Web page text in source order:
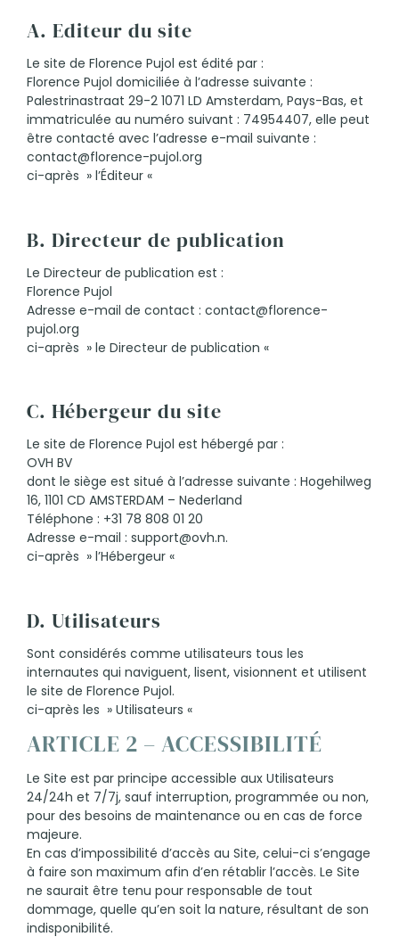
A. Editeur du site
Le site de Florence Pujol est édité par :
Florence Pujol domiciliée à l’adresse suivante :
Palestrinastraat 29-2 1071 LD Amsterdam, Pays-Bas, et
immatriculée au numéro suivant : 74954407, elle peut
être contacté avec l’adresse e-mail suivante :
contact@florence-pujol.org
ci-après » l’Éditeur «
B. Directeur de publication
Le Directeur de publication est :
Florence Pujol
Adresse e-mail de contact : contact@florence-
pujol.org
ci-après » le Directeur de publication «
C. Hébergeur du site
Le site de Florence Pujol est hébergé par :
OVH BV
dont le siège est situé à l’adresse suivante : Hogehilweg
16, 1101 CD AMSTERDAM – Nederland
Téléphone : +31 78 808 01 20
Adresse e-mail : support@ovh.n.
ci-après » l’Hébergeur «
D. Utilisateurs
Sont considérés comme utilisateurs tous les
internautes qui naviguent, lisent, visionnent et utilisent
le site de Florence Pujol.
ci-après les » Utilisateurs «
ARTICLE 2 – ACCESSIBILITÉ
Le Site est par principe accessible aux Utilisateurs
24/24h et 7/7j, sauf interruption, programmée ou non,
pour des besoins de maintenance ou en cas de force
majeure.
En cas d’impossibilité d’accès au Site, celui-ci s’engage
à faire son maximum afin d’en rétablir l’accès. Le Site
ne saurait être tenu pour responsable de tout
dommage, quelle qu’en soit la nature, résultant de son
indisponibilité.